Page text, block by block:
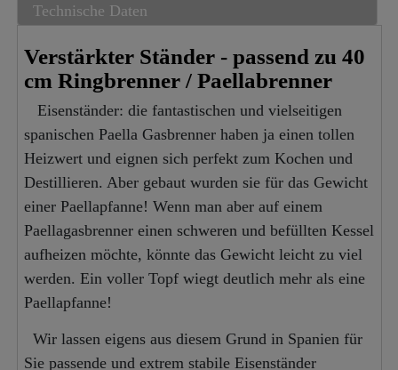
Technische Daten
Verstärkter Ständer - passend zu 40
cm Ringbrenner / Paellabrenner
Eisenständer: die fantastischen und vielseitigen
spanischen Paella Gasbrenner haben ja einen tollen
Heizwert und eignen sich perfekt zum Kochen und
Destillieren. Aber gebaut wurden sie für das Gewicht
einer Paellapfanne! Wenn man aber auf einem
Paellagasbrenner einen schweren und befüllten Kessel
aufheizen möchte, könnte das Gewicht leicht zu viel
werden. Ein voller Topf wiegt deutlich mehr als eine
Paellapfanne!
Wir lassen eigens aus diesem Grund in Spanien für
Sie passende und extrem stabile Eisenständer